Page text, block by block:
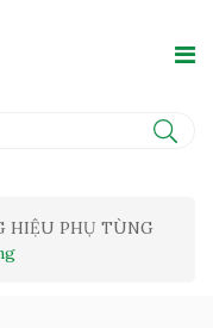
HIỆU PHỤ TÙNG